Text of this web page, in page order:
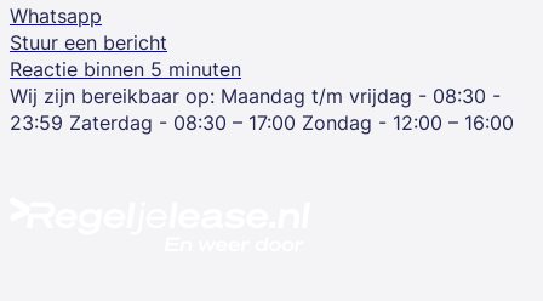
Whatsapp
Stuur een bericht
Reactie binnen 5 minuten
Wij zijn bereikbaar op: Maandag t/m vrijdag - 08:30 -
23:59 Zaterdag - 08:30 – 17:00 Zondag - 12:00 – 16:00